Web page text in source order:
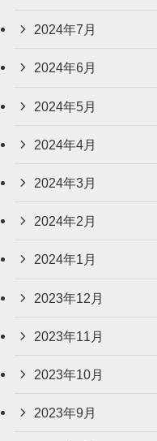
2024年7月
2024年6月
2024年5月
2024年4月
2024年3月
2024年2月
2024年1月
2023年12月
2023年11月
2023年10月
2023年9月